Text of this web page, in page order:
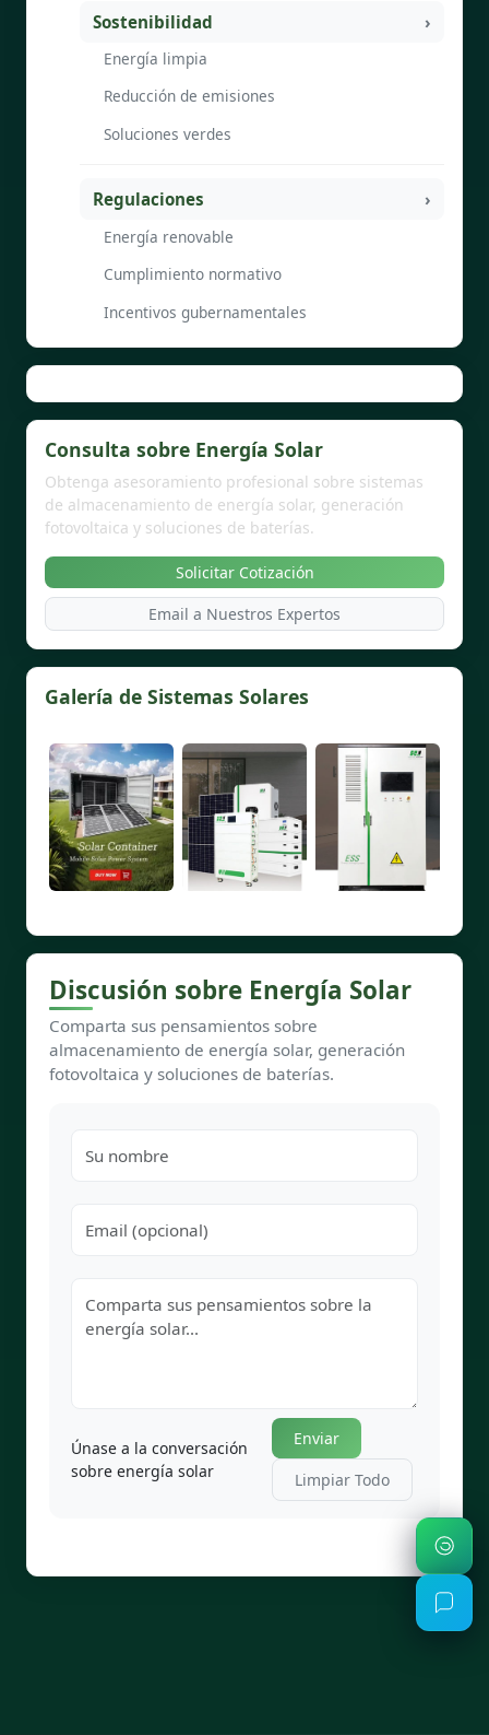
Sostenibilidad
Energía limpia
Reducción de emisiones
Soluciones verdes
Regulaciones
Energía renovable
Cumplimiento normativo
Incentivos gubernamentales
Consulta sobre Energía Solar
Obtenga asesoramiento profesional sobre sistemas
de almacenamiento de energía solar, generación
fotovoltaica y soluciones de baterías.
Solicitar Cotización
Email a Nuestros Expertos
Galería de Sistemas Solares
Discusión sobre Energía Solar
Comparta sus pensamientos sobre
almacenamiento de energía solar, generación
fotovoltaica y soluciones de baterías.
Únase a la conversación
sobre energía solar
Enviar
Limpiar Todo